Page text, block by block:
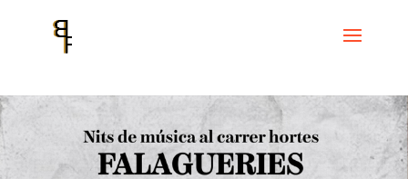
Events
Nits de Música al carrer Hortes –
Falagueries musicals a la Base